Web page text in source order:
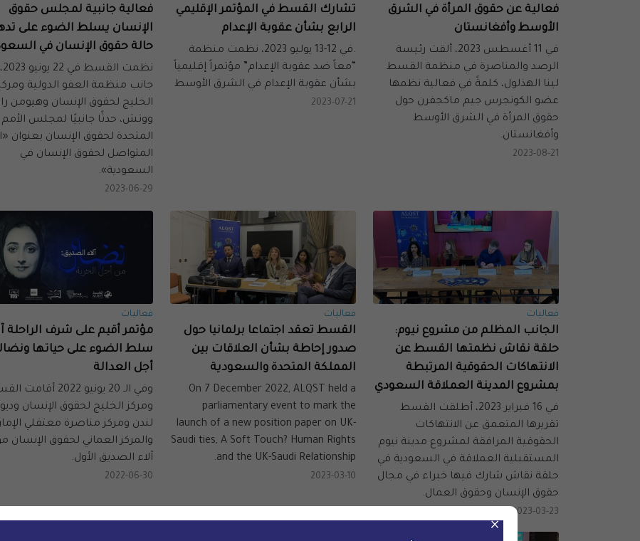
فعالية عن حقوق المرأة في الشرق
الأوسط وأفغانستان
في 11 أغسطس 2023، ألقت رئيسة
الرصد والمناصرة في منظمة القسط
لينا الهذلول، كلمةً في فعالية نظمها
عضو الكونجرس جيم ماكجفرن حول
حقوق المرأة في الشرق الأوسط
وأفغانستان.
2023-08-21
تشارك القسط في المؤتمر الإقليمي
الرابع بشأن عقوبة الإعدام
.في 12-13 يوليو 2023، نظمت منظمة
“معاً ضد عقوبة الإعدام” مؤتمراً إقليمياً
بشأن عقوبة الإعدام في الشرق الأوسط
2023-07-21
فعالية جانبية لمجلس حقوق
الإنسان يسلط الضوء على
حالة حقوق الإنسان في
جانب منظمة العفو الدولية
الخليج لحقوق الإنسان وهيومن
ووتش، حدثًا جانبيًا لمجلس الأمم
المتحدة لحقوق الإنسان بعنوان
المتواصل لحقوق الإنسان في
السعودية».
2023-06-29
فعاليات
الجانب المظلم من مشروع نيوم:
حلقة نقاش نظمتها القسط عن
الانتهاكات الحقوقية المرتبطة
بمشروع المدينة العملاقة السعودي
في 16 فبراير 2023، أطلقت القسط
تقريرها المتعمق عن الانتهاكات
الحقوقية المرافقة لمشروع مدينة نيوم
المستقبلية العملاقة في السعودية في
حلقة نقاش شارك فيها خبراء في مجال
حقوق الإنسان وحقوق العمال.
2023-03-23
فعاليات
القسط تعقد اجتماعا برلمانيا حول
صدور إحاطة بشأن العلاقات بين
المملكة المتحدة والسعودية
On 7 December 2022, ALQST held a
parliamentary event to mark the
launch of a new position paper on UK-
Saudi ties, A Soft Touch? Human Rights
and the UK-Saudi Relationship.
2023-03-10
فعاليات
مؤتمر أقيم على شرف الراحلة
سلط الضوء على حياتها
أجل العدالة
وفي الـ 20 يونيو 2022
ومركز الخليج لحقوق الإنسان
لندن ومركز مناصرة معتقلي
والمركز العماني لحقوق الإنسان
آلاء الصديق الأول.
2022-06-30
×